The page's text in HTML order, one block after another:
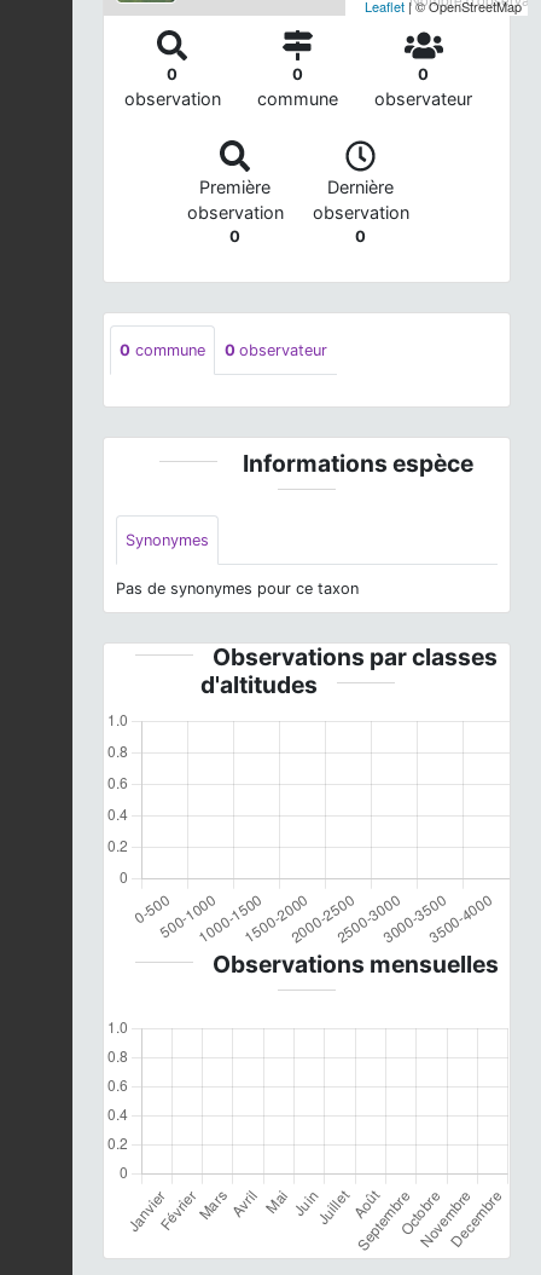
Leaflet | © OpenStreetMap
0
observation
0
commune
0
observateur
Première
observation
0
Dernière
observation
0
0 commune 0 observateur
Informations espèce
Synonymes
Pas de synonymes pour ce taxon
Observations par classes
d'altitudes
Observations mensuelles